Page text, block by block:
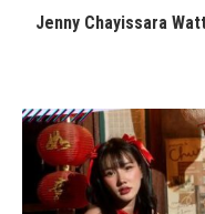
Jenny Chayissara